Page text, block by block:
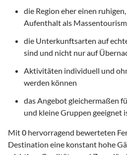
die Region eher einen
Aufenthalt als
die Unterkunftsarten auf
sind und nicht nur auf
Aktivitäten individuell und
werden können
das Angebot gleichermaßen
und kleine Gruppen geeignet
Mit0 hervorragend bewerteten
Destination eine konstant hohe